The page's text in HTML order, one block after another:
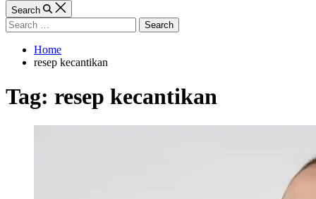
Search
Search
for:
Home
resep kecantikan
Tag: resep kecantikan